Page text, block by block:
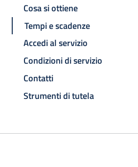
Cosa si ottiene
Tempi e scadenze
Accedi al servizio
Condizioni di servizio
Contatti
Strumenti di tutela